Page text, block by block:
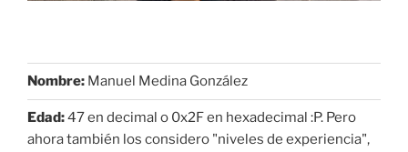
Nombre: Manuel Medina González
Edad:47 en decimal o 0x2F en hexadecimal :P. Pero
ahora también los considero "niveles de experiencia",